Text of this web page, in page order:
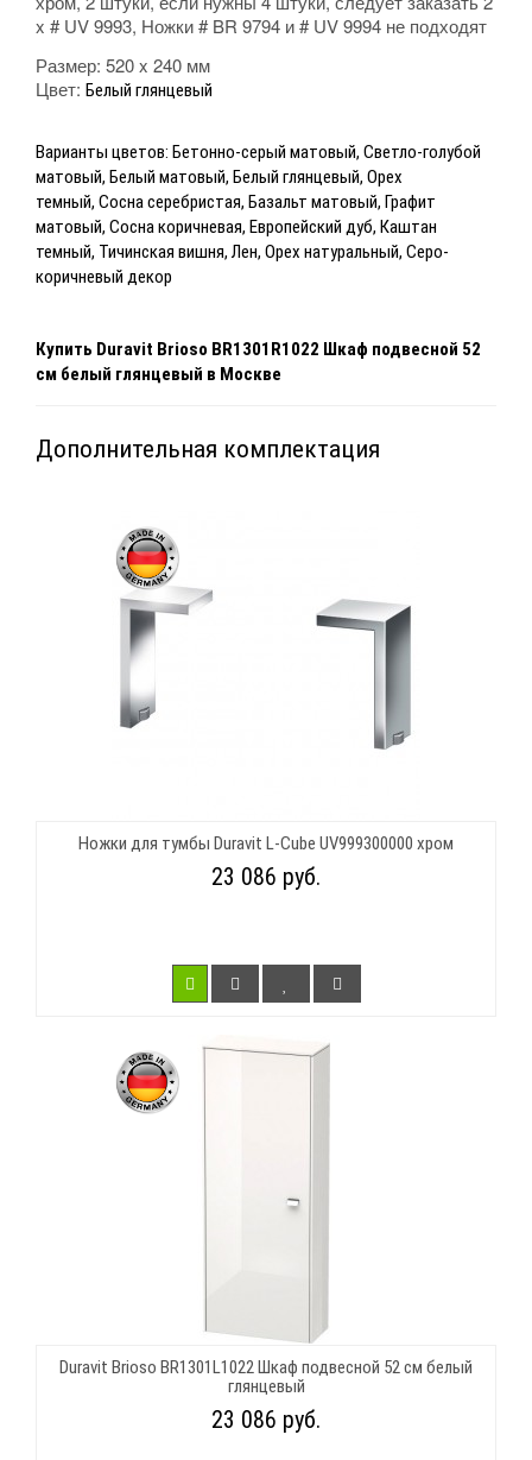
x # UV 9993, Ножки # BR 9794 и # UV 9994 не подходят
Размер: 520 x 240 мм
Цвет: Белый глянцевый
Варианты цветов: Бетонно-серый матовый, Светло-голубой
матовый, Белый матовый, Белый глянцевый, Орех
темный, Сосна серебристая, Базальт матовый, Графит
матовый, Сосна коричневая, Европейский дуб, Каштан
темный, Тичинская вишня, Лен, Орех натуральный, Серо-
коричневый декор
Купить Duravit Brioso BR1301R1022 Шкаф подвесной 52
см белый глянцевый в Москве
Дополнительная комплектация
Ножки для тумбы Duravit L-Cube UV999300000 хром
23 086 руб.
Duravit Brioso BR1301L1022 Шкаф подвесной 52 см белый
глянцевый
23 086 руб.